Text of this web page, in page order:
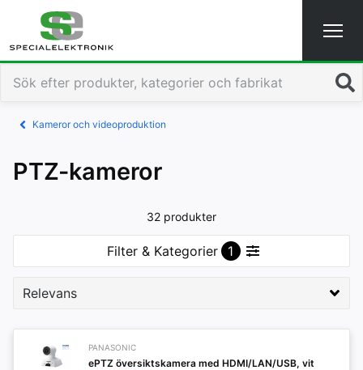
Sök
Kameror och videoproduktion
PTZ-kameror
32 produkter
Filter & Kategorier 1
PANASONIC
ePTZ översiktskamera med HDMI/LAN/USB, vit